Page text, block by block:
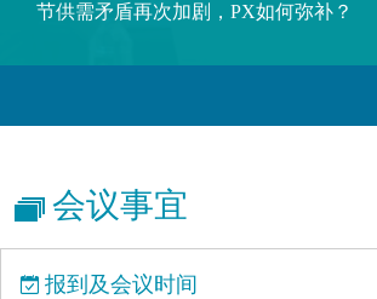
节供需矛盾再次加剧，PX如何弥补？
会议事宜
报到及会议时间